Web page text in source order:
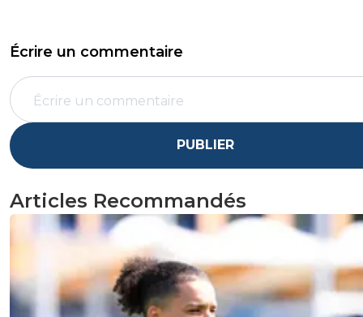
Écrire un commentaire
PUBLIER
Articles Recommandés